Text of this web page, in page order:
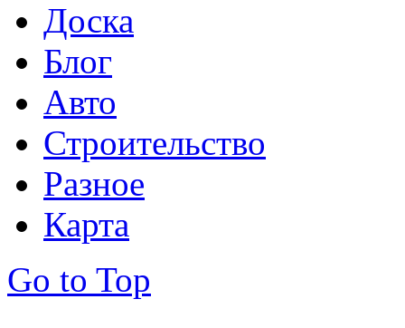
Доска
Блог
Авто
Строительство
Разное
Карта
Go to Top